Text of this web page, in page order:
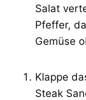
Salat
Pfeffer,
Gemüse
Klappe
Steak